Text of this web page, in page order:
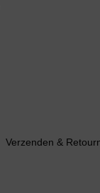
Verzenden &